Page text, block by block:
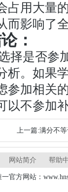
占用大量
而影响了
：
择是否参
析。如果
参加相关
以不参加
上一篇:满分不
网站简介 帮助
一官方网站：